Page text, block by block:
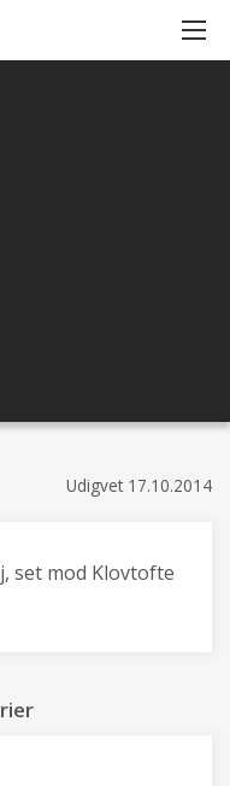
Udigvet 17.10.2014
set mod Klovtofte